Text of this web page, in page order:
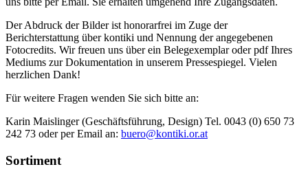
Der Abdruck der Bilder ist honorarfrei im Zuge der
Berichterstattung über kontiki und Nennung der angegebenen
Fotocredits. Wir freuen uns über ein Belegexemplar oder pdf Ihres
Mediums zur Dokumentation in unserem Pressespiegel. Vielen
herzlichen Dank!
Für weitere Fragen wenden Sie sich bitte an:
Karin Maislinger (Geschäftsführung, Design) Tel. 0043 (0) 650 73
242 73 oder per Email an: buero@kontiki.or.at
Sortiment